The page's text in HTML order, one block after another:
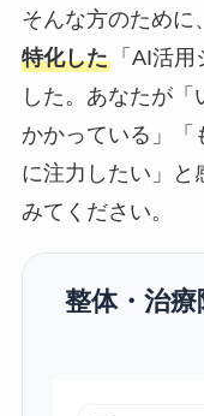
そんな方のために、
特化した「AI活用
した。あなたが
かかっている」「
に注力したい」と
みてください。
整体・治